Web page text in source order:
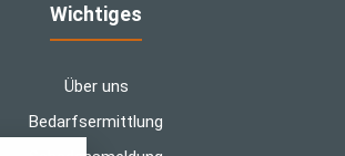
Wichtiges
Über uns
Bedarfsermittlung